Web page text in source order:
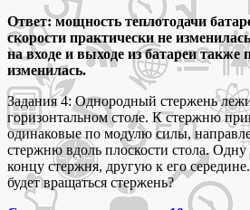
Ответ: мощность теплотодачи
скорости практически не
на входе и выходе из батареи также
изменилась.
Задания 4: Однородный стержень
горизонтальном столе. К стержню
одинаковые по модулю силы,
стержню вдоль плоскости стола.
концу стержня, другую к его
будет вращаться стержень?